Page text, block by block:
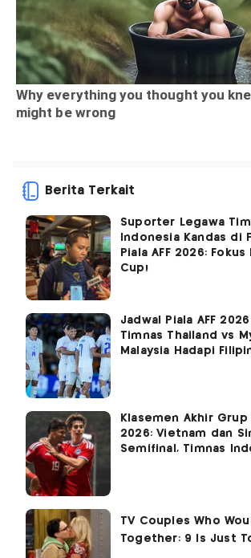
Berita Terkait
Suporter Legawa
Indonesia Kandas di
Piala AFF 2026: Fokus
Cup!
Jadwal Piala AFF
Timnas Thailand vs
Malaysia Hadapi
Klasemen Akhir Grup
2026: Vietnam dan
Semifinal, Timnas